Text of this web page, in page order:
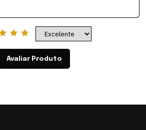
Avaliar Produto